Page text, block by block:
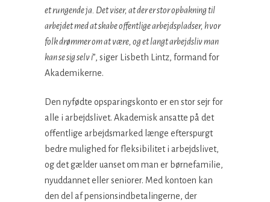
et rungende ja. Det viser, at der er stor opbakning til
arbejdet med at skabe offentlige arbejdspladser, hvor
folk drømmer om at være, og et langt arbejdsliv man
kan se sig selv i”, siger Lisbeth Lintz, formand for
Akademikerne.
Den nyfødte opsparingskonto er en stor sejr for
alle i arbejdslivet. Akademisk ansatte på det
offentlige arbejdsmarked længe efterspurgt
bedre mulighed for fleksibilitet i arbejdslivet,
og det gælder uanset om man er børnefamilie,
nyuddannet eller seniorer. Med kontoen kan
den del af pensionsindbetalingerne, der